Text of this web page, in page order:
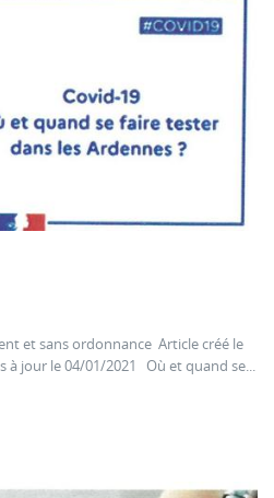
et sans ordonnance Article créé le
à jour le 04/01/2021 Où et quand se...